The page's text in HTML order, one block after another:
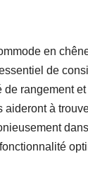
en
de
de rangement
aideront à